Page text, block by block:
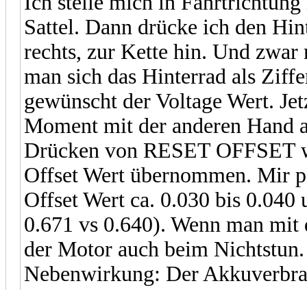
Sattel. Dann drücke ich den
rechts, zur Kette hin. Und
man sich das Hinterrad als
gewünscht der Voltage Wert.
Moment mit der anderen Hand
Drücken von RESET OFFSET
Offset Wert übernommen. Mir
Offset Wert ca. 0.030 bis
0.671 vs 0.640). Wenn man
der Motor auch beim
Nebenwirkung: Der